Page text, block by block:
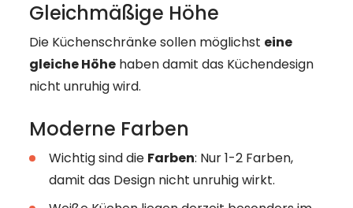
Gleichmäßige Höhe
Die Küchenschränke sollen möglichst eine
gleiche Höhehaben damit das Küchendesign
nicht unruhig wird.
Moderne Farben
Wichtig sind die Farben: Nur 1-2 Farben,
damit das Design nicht unruhig wirkt.